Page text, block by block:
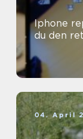
Iphone
du den
04. April